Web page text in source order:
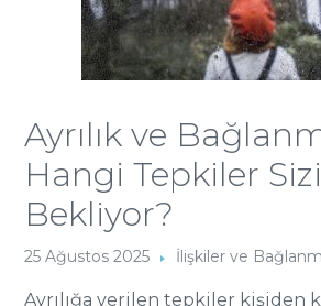
Ayrılık ve
Hangi Tepkiler Sizi
Bekliyor?
25 Ağustos 2025 İlişkiler ve
Ayrılığa verilen tepkiler kişiden